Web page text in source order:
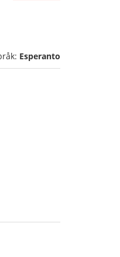
Esperanto